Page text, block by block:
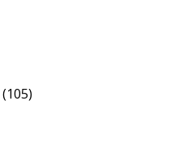
(105)